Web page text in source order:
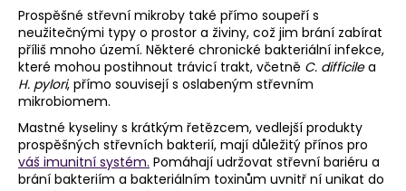
Prospěšné střevní mikroby také přímo soupeří s
neužitečnými typy o prostor a živiny, což jim brání zabírat
příliš mnoho území. Některé chronické bakteriální infekce,
které mohou postihnout trávicí trakt, včetně C. difficilea
H. pylori, přímo souvisejí s oslabeným střevním
mikrobiomem.
Mastné kyseliny s krátkým řetězcem, vedlejší produkty
prospěšných střevních bakterií, mají důležitý přínos pro
váš imunitní systém. Pomáhají udržovat střevní bariéru a
brání bakteriím a bakteriálním toxinům uvnitř ní unikat do